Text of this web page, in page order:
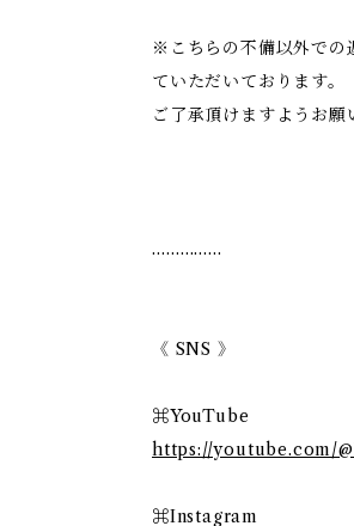
※こちらの不備以外での
ていただいております。
ご了承頂けますようお願
……………
《 SNS 》
⌘YouTube
https://youtube.com/
⌘Instagram